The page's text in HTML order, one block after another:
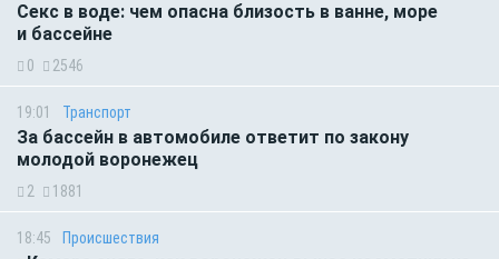
Секс в воде: чем опасна близость в ванне, море
и бассейне
0 2546
19:01 Транспорт
За бассейн в автомобиле ответит по закону
молодой воронежец
2 1881
18:45 Происшествия